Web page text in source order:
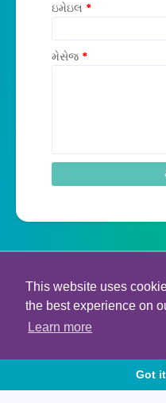
This website uses
the best experience on
Learn more
Got
ઇમેઇલ *
મેસેજ *
Created By Swadhyay